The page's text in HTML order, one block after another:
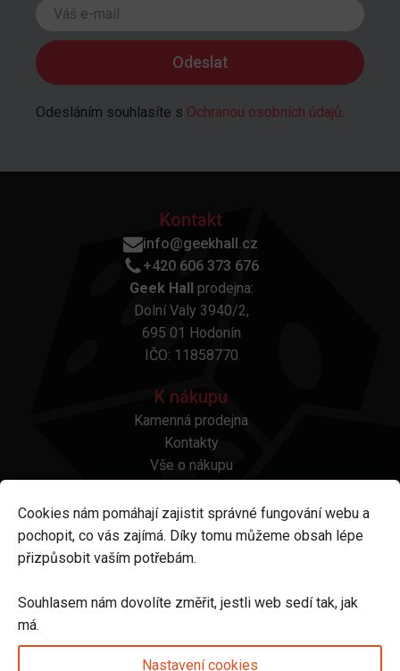
Odesláním souhlasíte s Ochranou osobních údajů.
Kontakt
info@geekhall.cz
+420 606 373 676
Geek Hall
prodejna:
Dolní Valy 3940/2,
695 01 Hodonín
IČO: 11858770
K nákupu
Kamenná prodejna
Kontakty
Vše o nákupu
Platba a doprava
Reklamace a vrácení
Obchodní podmínky
Odstoupení od smlouvy
Sledujte nás na
Cookies nám pomáhají zajistit správné fungování webu a
pochopit, co vás zajímá. Díky tomu můžeme obsah lépe
přizpůsobit vaším potřebám.
Souhlasem nám dovolíte změřit, jestli web sedí tak, jak
má.
Nastavení cookies